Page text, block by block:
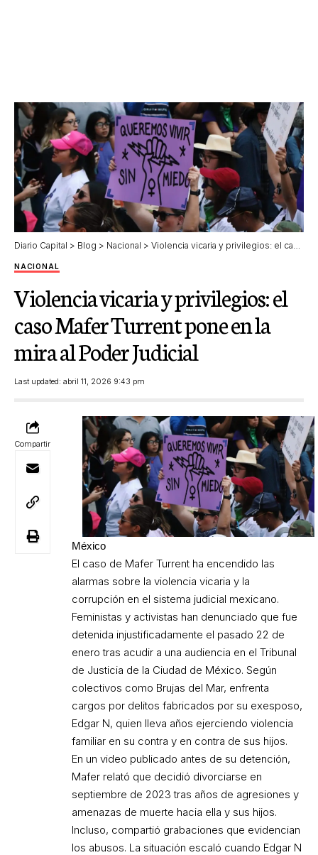
Diario Capital > Blog > Nacional > Violencia vicaria y privilegios: el caso Mafer Turrent pone en la mira al Poder Judicial
NACIONAL
Violencia vicaria y privilegios: el
caso Mafer Turrent pone en la
mira al Poder Judicial
Last updated: abril 11, 2026 9:43 pm
Compartir
México
El caso de Mafer Turrent ha encendido las
alarmas sobre la violencia vicaria y la
corrupción en el sistema judicial mexicano.
Feministas y activistas han denunciado que fue
detenida injustificadamente el pasado 22 de
enero tras acudir a una audiencia en el Tribunal
de Justicia de la Ciudad de México. Según
colectivos como Brujas del Mar, enfrenta
cargos por delitos fabricados por su exesposo,
Edgar N, quien lleva años ejerciendo violencia
familiar en su contra y en contra de sus hijos.
En un video publicado antes de su detención,
Mafer relató que decidió divorciarse en
septiembre de 2023 tras años de agresiones y
amenazas de muerte hacia ella y sus hijos.
Incluso, compartió grabaciones que evidencian
los abusos. La situación escaló cuando Edgar N